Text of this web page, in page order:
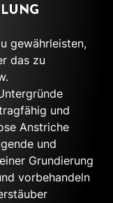
gewährleisten,
das zu
und
Anstriche
und
Grundierung
vorbehandeln